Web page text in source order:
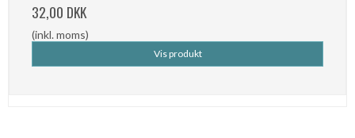
32,00 DKK
(inkl. moms)
Vis produkt